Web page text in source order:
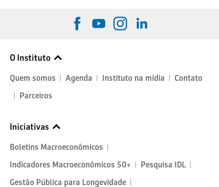
O Instituto
Quem somos Agenda Instituto na mídia
Contato
Parceiros
Iniciativas
Boletins Macroeconômicos
Indicadores Macroeconômicos 50+
Pesquisa IDL
Gestão Pública para Longevidade